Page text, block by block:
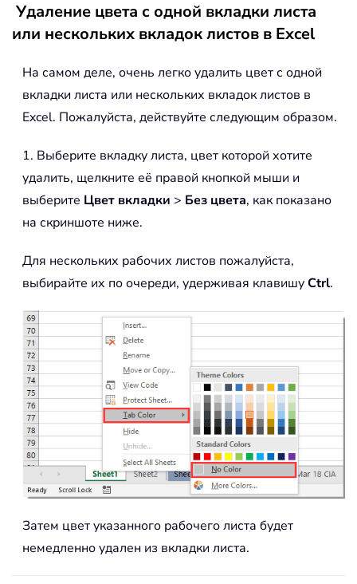
Удаление цвета с одной вкладки листа
или нескольких вкладок листов в Excel
На самом деле, очень легко удалить цвет с одной
вкладки листа или нескольких вкладок листов в
Excel. Пожалуйста, действуйте следующим образом.
1. Выберите вкладку листа, цвет которой хотите
удалить, щелкните её правой кнопкой мыши и
выберите Цвет вкладки > Без цвета, как показано
на скриншоте ниже.
Для нескольких рабочих листов пожалуйста,
выбирайте их по очереди, удерживая клавишуCtrl.
Затем цвет указанного рабочего листа будет
немедленно удален из вкладки листа.